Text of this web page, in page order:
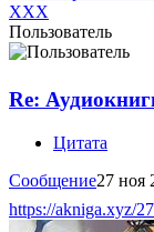
XXX
Пользователь
Re:
Цитата
Сообщение27 ноя
https://akniga.xyz/